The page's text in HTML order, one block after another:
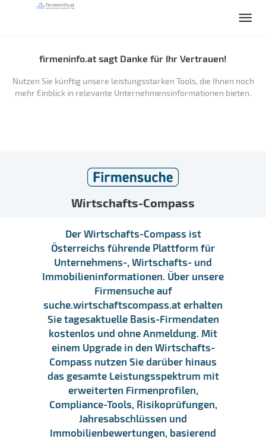
firmeninfo.at sagt Danke für Ihr Vertrauen!
Nutzen Sie künftig unsere leistungsstarken Tools, die Ihnen noch
mehr Einblick in relevante Unternehmensinformationen bieten.
Wirtschafts-Compass
Der Wirtschafts-Compass ist
Österreichs führende Plattform für
Unternehmens-, Wirtschafts- und
Immobilieninformationen. Über unsere
Firmensuche auf
suche.wirtschaftscompass.at erhalten
Sie tagesaktuelle Basis-Firmendaten
kostenlos und ohne Anmeldung. Mit
einem Upgrade in den Wirtschafts-
Compass nutzen Sie darüber hinaus
das gesamte Leistungsspektrum mit
erweiterten Firmenprofilen,
Compliance-Tools, Risikoprüfungen,
Jahresabschlüssen und
Immobilienbewertungen, basierend